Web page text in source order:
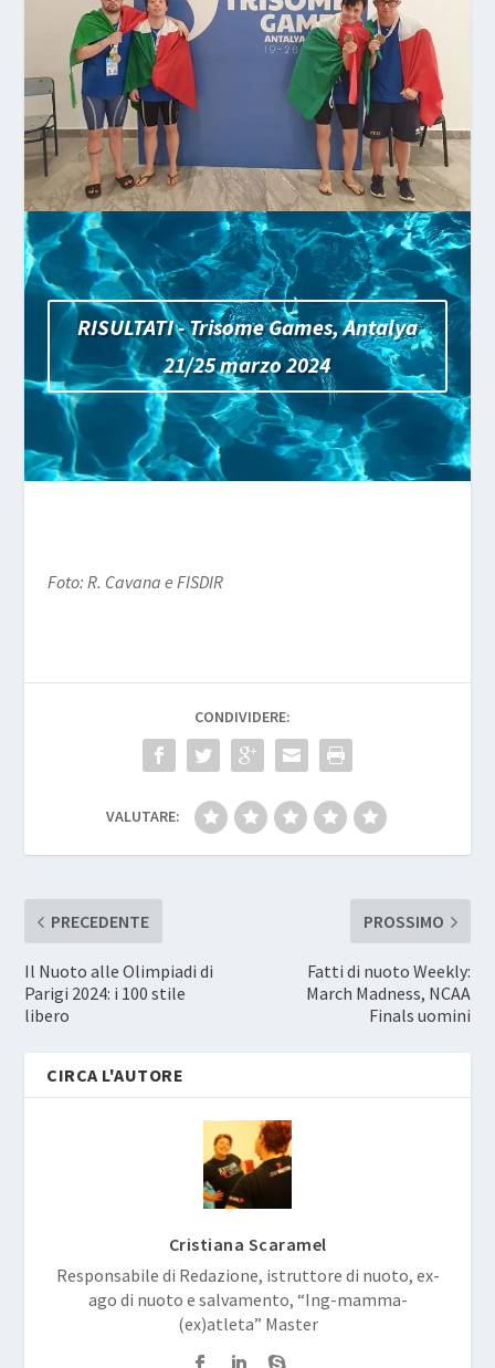
RISULTATI - Trisome Games, Antalya
21/25 marzo 2024
Foto: R. Cavana e FISDIR
CONDIVIDERE:
VALUTARE:
PRECEDENTE
Il Nuoto alle Olimpiadi di
Parigi 2024: i 100 stile
libero
PROSSIMO
Fatti di nuoto Weekly:
March Madness, NCAA
Finals uomini
CIRCA L'AUTORE
Cristiana Scaramel
Responsabile di Redazione, istruttore di nuoto, ex-
ago di nuoto e salvamento, “Ing-mamma-
(ex)atleta” Master